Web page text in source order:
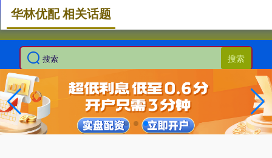
搜索
华林优配 相关话题